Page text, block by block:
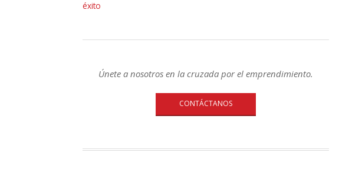
éxito
Únete a nosotros en la cruzada por el emprendimiento.
CONTÁCTANOS